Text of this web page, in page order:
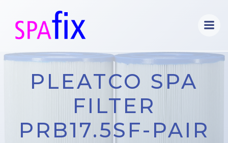
indhold
PLEATCO SPA
FILTER
PRB17.5SF-PAIR